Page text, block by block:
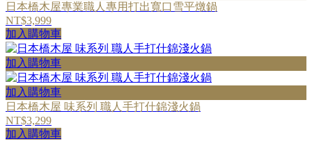
日本橋木屋專業職人專用打出寬口雪平燉鍋
NT$3,999
加入購物車
加入購物車
加入購物車
日本橋木屋 味系列 職人手打什錦淺火鍋
NT$3,299
加入購物車